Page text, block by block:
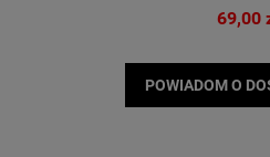
69,00
POWIADOM O